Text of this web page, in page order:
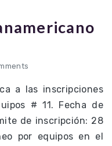
a las inscripciones
# 11. Fecha de
de inscripción: 28
por equipos en el